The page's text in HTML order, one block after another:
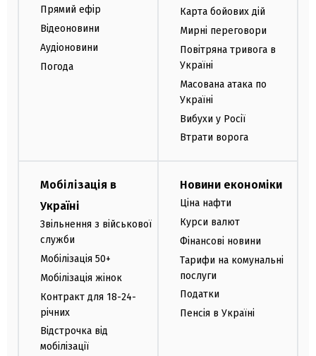
Прямий ефір
Відеоновини
Аудіоновини
Погода
Карта бойових дій
Мирні переговори
Повітряна тривога в
Україні
Масована атака по
Україні
Вибухи у Росії
Втрати ворога
Мобілізація в
Україні
Звільнення з військової
служби
Мобілізація 50+
Мобілізація жінок
Контракт для 18-24-
річних
Відстрочка від
мобілізації
Новини економіки
Ціна нафти
Курси валют
Фінансові новини
Тарифи на комунальні
послуги
Податки
Пенсія в Україні